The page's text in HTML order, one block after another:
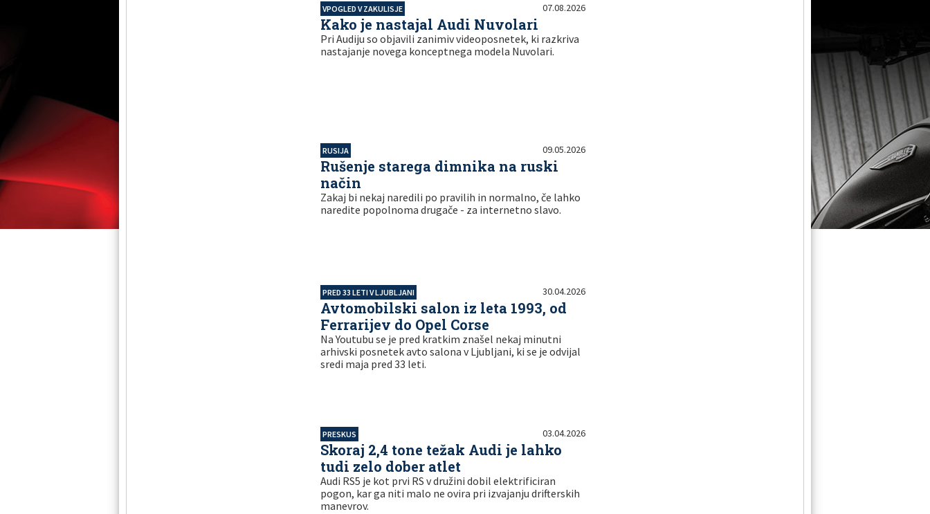
VPOGLED V ZAKULISJE 07.08.2026
Kako je nastajal Audi Nuvolari
Pri Audiju so objavili zanimiv videoposnetek, ki razkriva
nastajanje novega konceptnega modela Nuvolari.
RUSIJA 09.05.2026
Rušenje starega dimnika na ruski
način
Zakaj bi nekaj naredili po pravilih in normalno, če lahko
naredite popolnoma drugače - za internetno slavo.
PRED 33 LETI V LJUBLJANI 30.04.2026
Avtomobilski salon iz leta 1993, od
Ferrarijev do Opel Corse
Na Youtubu se je pred kratkim znašel nekaj minutni
arhivski posnetek avto salona v Ljubljani, ki se je odvijal
sredi maja pred 33 leti.
PRESKUS 03.04.2026
Skoraj 2,4 tone težak Audi je lahko
tudi zelo dober atlet
Audi RS5 je kot prvi RS v družini dobil elektrificiran
pogon, kar ga niti malo ne ovira pri izvajanju drifterskih
manevrov.